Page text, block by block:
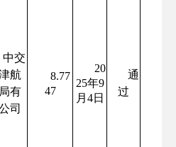
中交
航
有
司
8.77
47
20
25年9
月4日
通
过